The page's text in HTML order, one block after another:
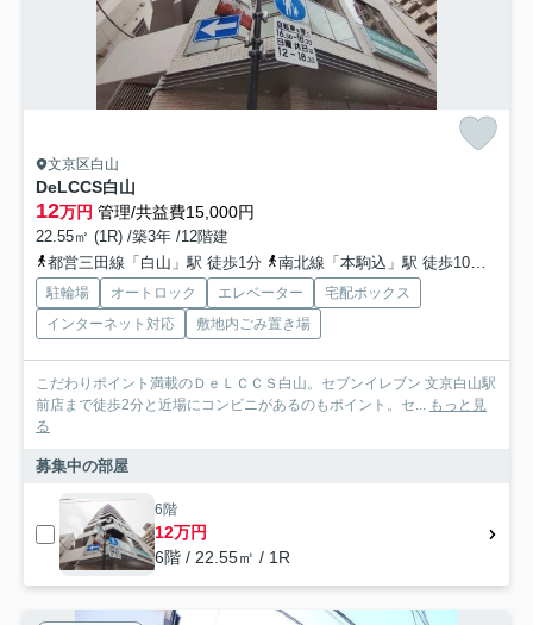
文京区白山
DeLCCS白山
12万円 管理/共益費15,000円
22.55㎡ (1R) /築3年 /12階建
都営三田線「白山」駅 徒歩1分
南北線「本駒込」駅 徒歩10分
駐輪場 オートロック エレベーター
宅配ボックス
インターネット対応
敷地内ごみ置き場
こだわりポイント満載のＤｅＬＣＣＳ白山。セブンイレブン 文京白山駅
前店まで徒歩2分と近場にコンビニがあるのもポイント。セ... もっと見
る
募集中の部屋
6階
12万円
6階 / 22.55㎡ / 1R